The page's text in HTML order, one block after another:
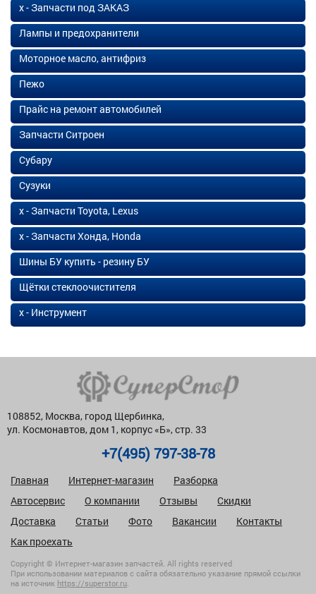
х - Запчасти под ЗАКАЗ
Лампы и предохранители
Моторное масло, антифриз
Пежо
Прайс на ремонт автомобилей
Запчасти Ситроен
Субару
Сузуки
х - Запчасти Toyota, Lexus
х - Запчасти Хонда, Honda
Шины БУ купить - резину БУ
Щётки стеклоочистителя
х - Инструмент
108852, Москва, город Щербинка,
ул. Космонавтов, дом 1, корпус «Б», стр. 33
+7(495) 797-38-78
Главная Интернет-магазин
Разборка
Автосервис
О компании Отзывы
Скидки
Доставка
Статьи Фото Вакансии
Контакты
Как проехать
Copyright © Интернет-магазин запчастей. All rights reserved
При использовании материалов с сайта обязательно указание прямой ссылки
на источник https://superstor.ru